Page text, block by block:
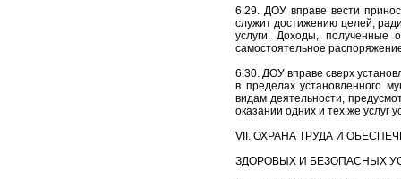
6.29. ДОУ вправе вести
служит достижению целей,
услуги. Доходы, полученные
самостоятельное
6.30. ДОУ вправе сверх
в пределах установленного
видам деятельности,
оказании одних и тех же услуг
VII. ОХРАНА ТРУДА И
ЗДОРОВЫХ И БЕЗОПАСНЫХ